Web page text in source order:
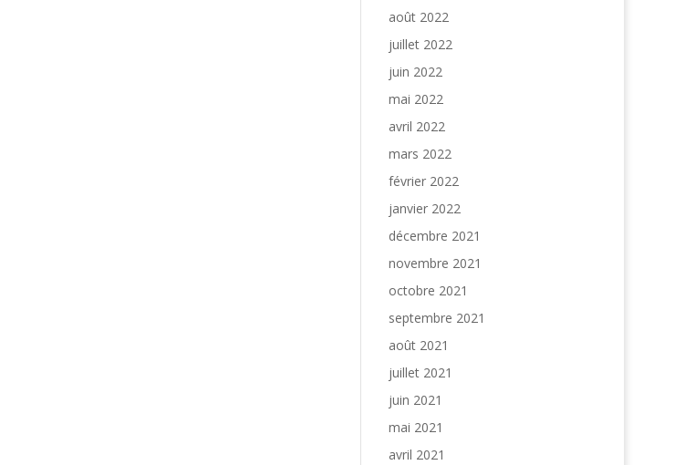
août 2022
juillet 2022
juin 2022
mai 2022
avril 2022
mars 2022
février 2022
janvier 2022
décembre 2021
novembre 2021
octobre 2021
septembre 2021
août 2021
juillet 2021
juin 2021
mai 2021
avril 2021